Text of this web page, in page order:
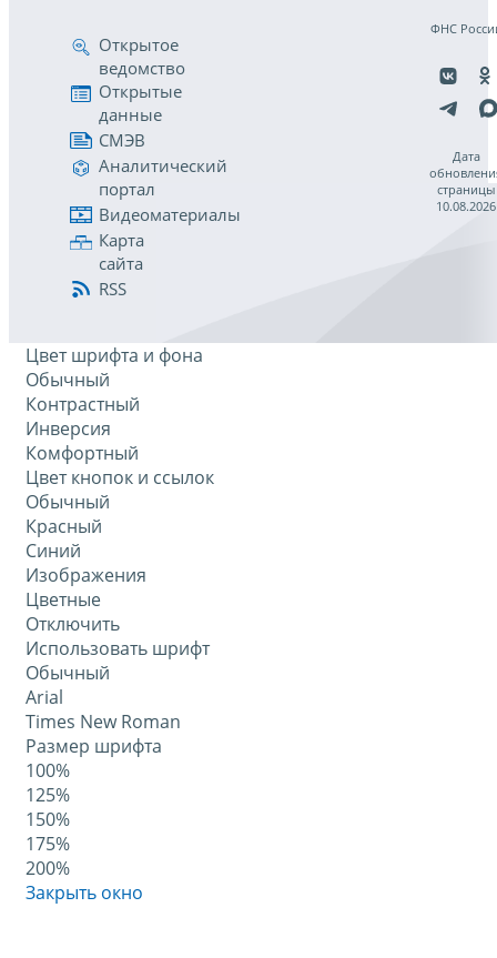
Открытое
ведомство
Открытые
данные
СМЭВ
Аналитический
портал
Видеоматериалы
Карта
сайта
RSS
ФНС
Дата
страницы
10.08.2026
Цвет шрифта и фона
Обычный
Контрастный
Инверсия
Комфортный
Цвет кнопок и ссылок
Обычный
Красный
Синий
Изображения
Цветные
Отключить
Использовать шрифт
Обычный
Arial
Times New Roman
Размер шрифта
100%
125%
150%
175%
200%
Закрыть окно